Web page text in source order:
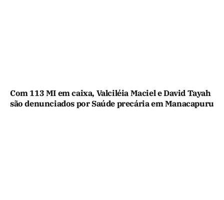
Com 113 MI em caixa, Valciléia Maciel e David Tayah
são denunciados por Saúde precária em Manacapuru